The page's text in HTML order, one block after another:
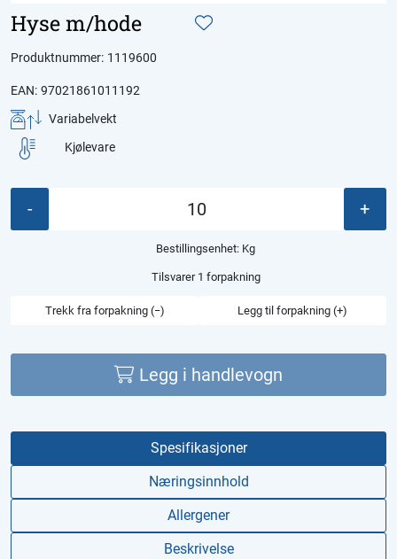
Hyse m/hode
Produktnummer: 1119600
EAN: 97021861011192
Variabelvekt
Kjølevare
- +
Bestillingsenhet: Kg
Tilsvarer 1 forpakning
Trekk fra forpakning (−) Legg til forpakning (+)
Legg i handlevogn
Spesifikasjoner
Næringsinnhold
Allergener
Beskrivelse